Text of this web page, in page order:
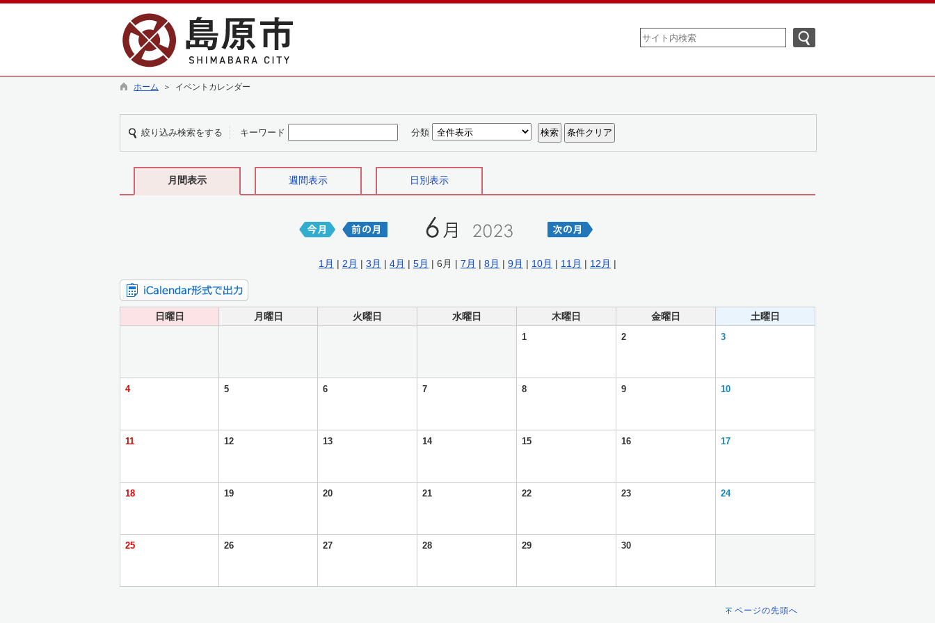
ホーム ＞ イベントカレンダー
絞り込み検索をする キーワード 分類
月間表示 週間表示 日別表示
1月 | 2月 | 3月 | 4月 | 5月 | 6月 | 7月 | 8月 | 9月 | 10月 | 11月 | 12月 |
日曜日 月曜日 火曜日 水曜日 木曜日 金曜日 土曜日
1 2 3
4 5 6 7 8 9 10
11 12 13 14 15 16 17
18 19 20 21 22 23 24
25 26 27 28 29 30
ページの先頭へ